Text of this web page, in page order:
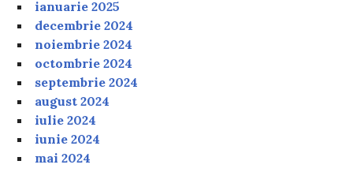
ianuarie 2025
decembrie 2024
noiembrie 2024
octombrie 2024
septembrie 2024
august 2024
iulie 2024
iunie 2024
mai 2024